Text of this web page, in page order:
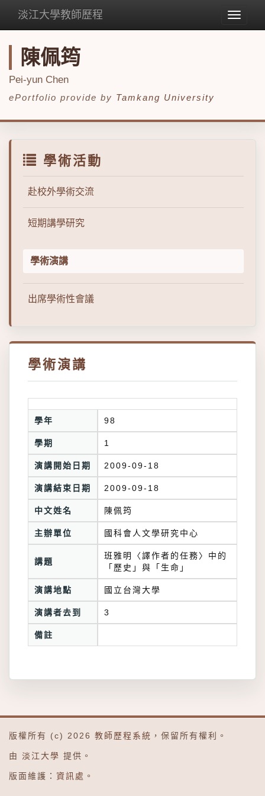
Toggle
淡江大學教師歷程
陳佩筠
Pei-yun Chen
ePortfolio provide by Tamkang University
學術活動
赴校外學術交流
短期講學研究
學術演講
出席學術性會議
學術演講
學年 98
學期 1
演講開始日期 2009-09-18
演講結束日期 2009-09-18
中文姓名 陳佩筠
主辦單位 國科會人文學研究中心
講題
班雅明〈譯作者的任務〉中的
「歷史」與「生命」
演講地點 國立台灣大學
演講者去到 3
備註
版權所有 (c) 2026 教師歷程系統 ，保留所有權利。
由 淡江大學 提供。
版面維護： 資訊處 。